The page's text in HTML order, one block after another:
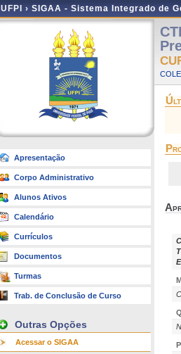
UFPI › SIGAA - Sistema Integrado de
Apresentação
Corpo Administrativo
Alunos Ativos
Calendário
Currículos
Documentos
Turmas
Trab. de Conclusão de Curso
Outras Opções
Acessar o SIGAA